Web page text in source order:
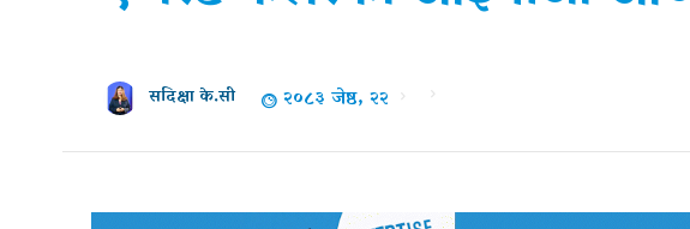
सदिक्षा के.सी २०८३ जेष्ठ, २२